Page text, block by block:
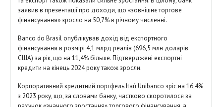
заявив в презентації про доходи, що «зовнішнє торгове
фінансування» зросло на 50,7% в річному численні.
Banco do Brasil опублікував дохід від експортного
фінансування в розмірі 4,1 млрд реалів (696,5 млн доларів
США) за рік, що на 11,4% більше. Підтверджені експортні
кредити на кінець 2024 року також зросли.
Корпоративний кредитний портфель Itaú Unibanco зріс на 16,4%
з 2023 року, що, за словами банку, частково скоротилося за